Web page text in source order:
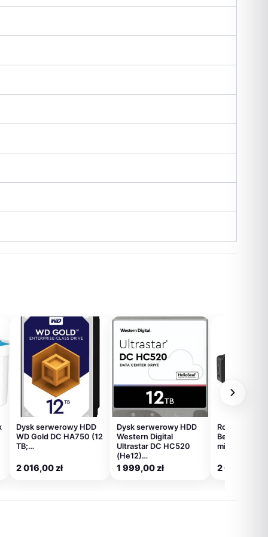
Dysk serwerowy HDD
WD Gold DC HA750 (12
TB;…
2 016,00zł
Dysk serwerowy HDD
Western Digital
Ultrastar DC HC520
(He12)…
1 999,00zł
Rode
mikrofon
2 057,00